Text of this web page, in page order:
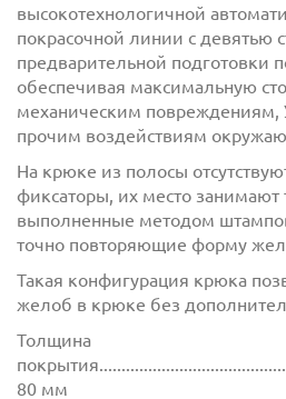
высокотехнологичной
покрасочной линии с девятью
предварительной подготовки
обеспечивая максимальную
механическим
прочим воздействиям
На крюке из полосы
фиксаторы, их место занимают
выполненные методом
точно повторяющие форму
Такая конфигурация крюка
желоб в крюке без
Толщина
80 мм